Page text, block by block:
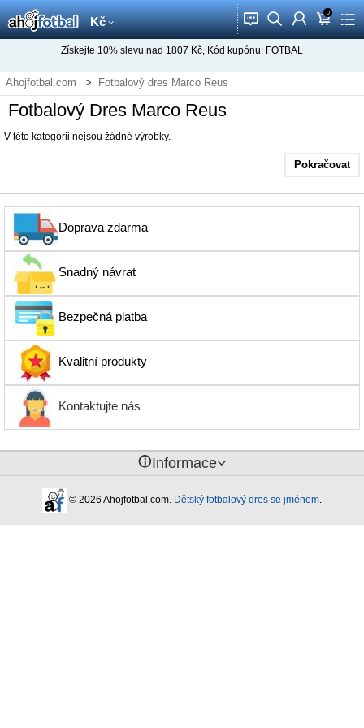
Kč 󰂱 󰂨 󰃳 0
󰃦 󰃖
Získejte 10% slevu nad 1807 Kč, Kód kupónu: FOTBAL
Ahojfotbal.com Fotbalový dres Marco Reus
Fotbalový Dres Marco Reus
V této kategorii nejsou žádné výrobky.
Pokračovat
Doprava zdarma
Snadný návrat
Bezpečná platba
Kvalitní produkty
Kontaktujte nás
󰈢Informace
© 2026 Ahojfotbal.com. Dětský fotbalový dres se jménem.